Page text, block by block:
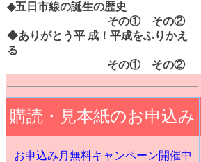
◆五日市線の誕生の歴史
その①
その②
◆ありがとう平 成！平成をふりかえ
る
その① その②
購読・見本紙のお申込み
お申込み月無料キャンペーン開催中